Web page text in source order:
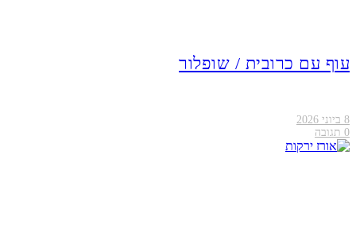
עוף עם כרובית / שופלור
8 ביוני 2026
0 תגובה